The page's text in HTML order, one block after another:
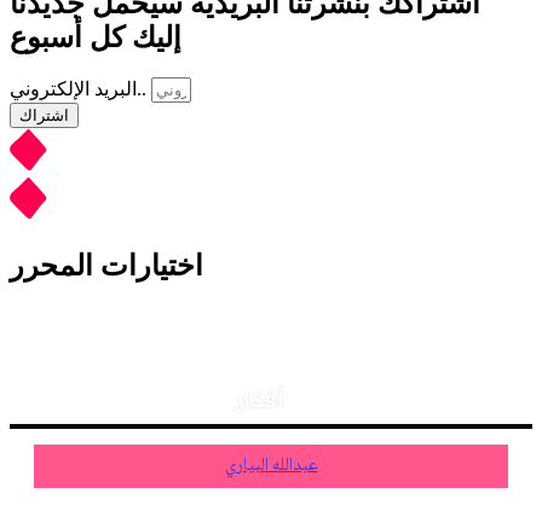
إليك كل أسبوع
البريد الإلكتروني..
اشتراك
اختيارات المحرر
عبدالله البياري